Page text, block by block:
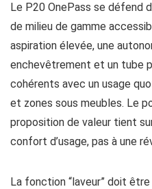
Le P20 OnePass se défend
de milieu de gamme
aspiration élevée, une
enchevêtrement et un tube
cohérents avec un usage
et zones sous meubles. Le
proposition de valeur tient
confort d’usage, pas à une
La fonction “laveur” doit